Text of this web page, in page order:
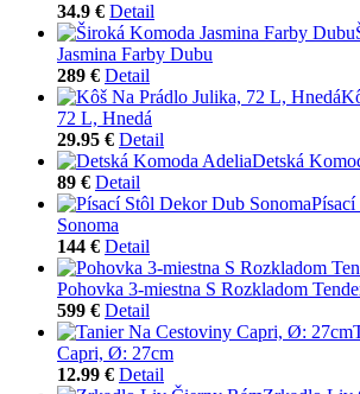
34.9 € Detail
Jasmina Farby Dubu
289 € Detail
72 L, Hnedá
29.95 € Detail
Detská
89 € Detail
Sonoma
144 € Detail
Pohovka 3-miestna S Rozkladom
599 € Detail
Capri, Ø: 27cm
12.99 € Detail